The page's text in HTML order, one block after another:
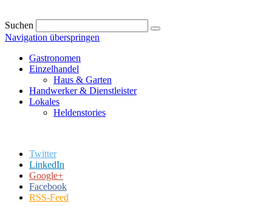
Suchen
Navigation überspringen
Gastronomen
Einzelhandel
Haus & Garten
Handwerker & Dienstleister
Lokales
Heldenstories
Twitter
LinkedIn
Google+
Facebook
RSS-Feed